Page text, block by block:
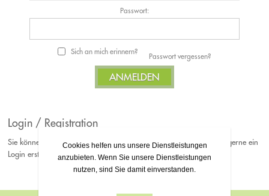
Passwort:
Sich an mich erinnern?
Passwort vergessen?
Login / Registration
Sie können Ihre Bestellungen jederzeit als Gast platzieren. Falls Sie gerne ein
Login erstellen möchten, können Sie sich gerne bei uns Registrieren.
Cookies helfen uns unsere Dienstleistungen
anzubieten. Wenn Sie unsere Dienstleistungen
nutzen, sind Sie damit einverstanden.